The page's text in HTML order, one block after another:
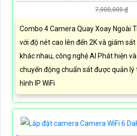
7,000,000 ₫
Combo 4 Camera Quay Xoay Ngoài
với độ nét cao lên đến 2K và giám
khác nhau, công nghệ AI Phát hiện
chuyển động chuẩn sát được quản
hình IP WiFi